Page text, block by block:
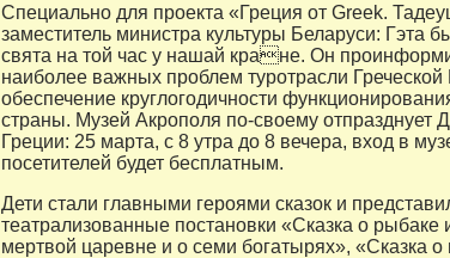
Специально для проекта «Греция от Greek.
заместитель министра культуры Беларуси: Гэта
свята на той час у нашай кране. Он
наиболее важных проблем туротрасли Греческой
обеспечение круглогодичности
страны. Музей Акрополя по-своему отпразднует
Греции: 25 марта, с 8 утра до 8 вечера, вход в
посетителей будет бесплатным.
Дети стали главными героями сказок и
театрализованные постановки «Сказка о рыбаке
мертвой царевне и о семи богатырях», «Сказка